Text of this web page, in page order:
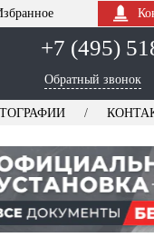
+7 (495)
Обратный звонок